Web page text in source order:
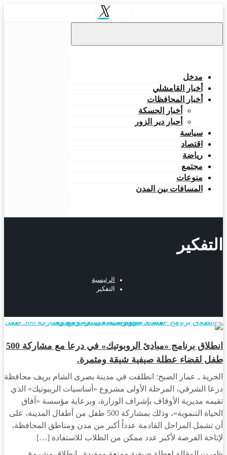
إلى
مدخل
أخبار القامشلي
أخبار المحافظات
أخبار الحسكة
أحبار دير الزور
سياسة
اقتصاد
رياضة
مجتمع
منوعات
المسافات بين المدن
التفكير
الرئيسية
التفكير
مجتمع
انطلاق برنامج «مبادئ الروبوتيك» في درعا مع مشاركة 500
طفل لقضاء عطلة صيفية شيقة ومثمرة.
الحرية ـ عمار الصبح: انطلقت في مدينة بصرى الشام بريف محافظة
درعا الشرقي، المرحلة الأولى مشروع «أساسيات الريبوتيك» الذي
تقيمه مديرية الأوقاف بإشراف الوزارة، وبرعاية مؤسسة «آفاق
الحياة التنموية»، وذلك بمشاركة 500 طفل من أطفال المدينة، على
أن تشمل المراحل القادمة عدداً أكبر من مدن ومناطق المحافظة،
لإتاحة الفرصة لأكبر عدد ممكن من الطلاب للاستفادة […]